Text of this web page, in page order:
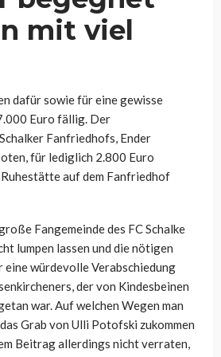
mit viel
dafür sowie für eine gewisse
Euro fällig. Der
Fanfriedhofs, Ender
für lediglich 2.800 Euro
auf dem Fanfriedhof
Fangemeinde des FC Schalke
lumpen lassen und die nötigen
würdevolle Verabschiedung
der von Kindesbeinen
war. Auf welchen Wegen man
Grab von Ulli Potofski zukommen
Beitrag allerdings nicht verraten,